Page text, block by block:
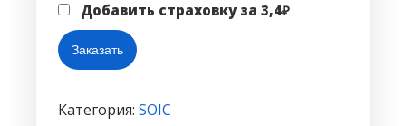
Добавить страховку за 3,4₽
Количество
товара
SOP
Заказать
Категория: SOIC